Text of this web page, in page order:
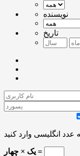
نویسنده
تاریخ
یک × چهار =